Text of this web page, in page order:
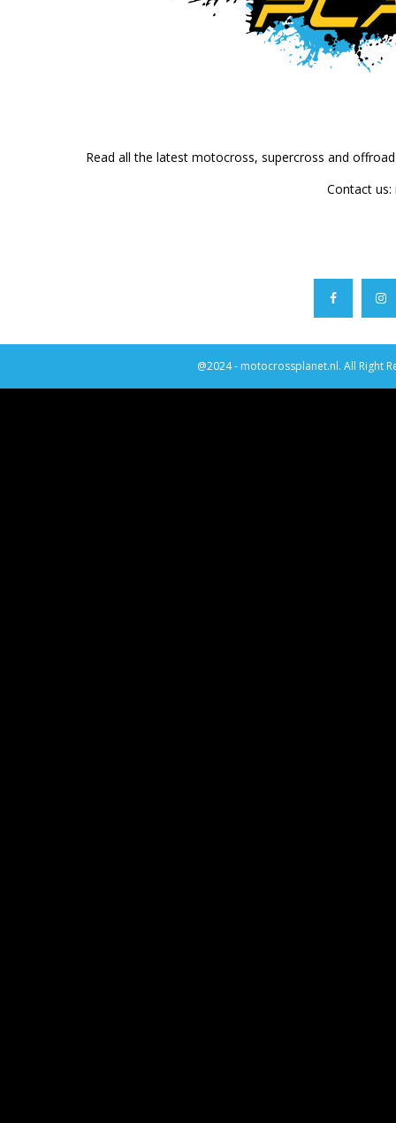
Read all the latest motocross, supercross and
Contact us:
@2024 - motocrossplanet.nl. All Right